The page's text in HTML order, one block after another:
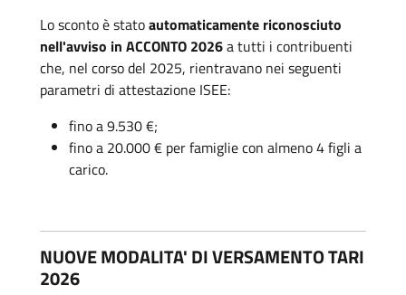
Lo sconto è statoautomaticamente riconosciuto
nell'avviso in ACCONTO 2026a tutti i contribuenti
che, nel corso del 2025, rientravano nei seguenti
parametri di attestazione ISEE:
fino a 9.530 €;
fino a 20.000 € per famiglie con almeno 4 figli a
carico.
NUOVE MODALITA' DI VERSAMENTO TARI
2026